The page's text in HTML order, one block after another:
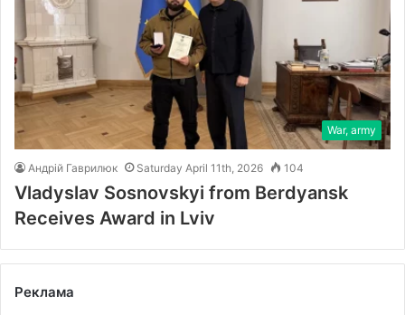
War, army
Андрій Гаврилюк Saturday April 11th, 2026 104
Vladyslav Sosnovskyi from Berdyansk
Receives Award in Lviv
Реклама